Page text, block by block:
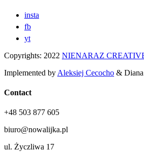
insta
fb
yt
Copyrights: 2022 NIENARAZ
Implemented by Aleksiej Cecocho &
Contact
+48 503 877 605
biuro@nowalijka.pl
ul. Życzliwa 17